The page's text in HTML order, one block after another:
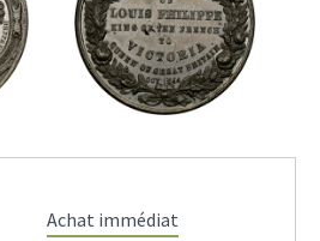
Achat immédiat